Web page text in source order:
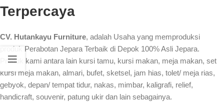
Terpercaya
CV. Hutankayu Furniture, adalah Usaha yang memproduksi
produk Perabotan Jepara Terbaik di Depok 100% Asli Jepara.
Produk kami antara lain kursi tamu, kursi makan, meja makan, set
kursi meja makan, almari, bufet, sketsel, jam hias, tolet/ meja rias,
gebyok, depan/ tempat tidur, nakas, mimbar, kaligrafi, relief,
handicraft, souvenir, patung ukir dan lain sebagainya.